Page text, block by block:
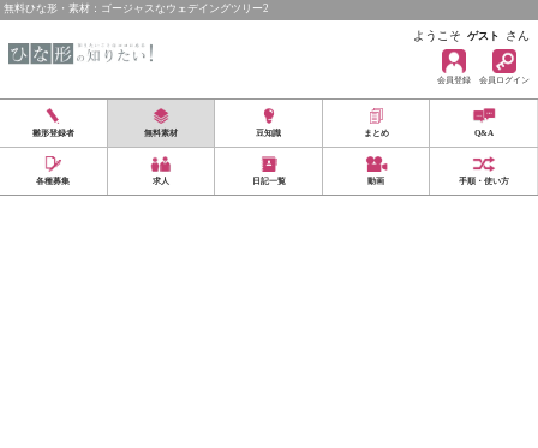
無料ひな形・素材：ゴージャスなウェデイングツリー2
ようこそ ゲスト さん
会員登録 会員ログイン
雛形登録者 無料素材 豆知識 まとめ Q&A
各種募集 求人 日記一覧 動画 手順・使い方